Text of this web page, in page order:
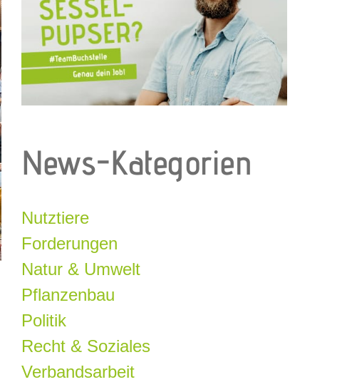
News-Kategorien
Nutztiere
Forderungen
Natur & Umwelt
Pflanzenbau
Politik
Recht & Soziales
Verbandsarbeit